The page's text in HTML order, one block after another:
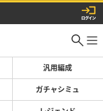
汎用編成
ガチャシミュ